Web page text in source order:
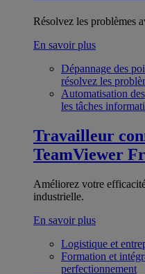
Résolvez les problèmes
En savoir plus
Dépannage des
résolvez les
Automatisation
les tâches
Travailleur
TeamViewer
Améliorez votre
industrielle.
En savoir plus
Logistique et
Formation et
perfectionnement